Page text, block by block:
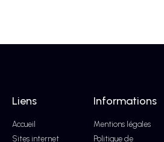
Liens
Accueil
Sites internet
Informations
Mentions légales
Politique de